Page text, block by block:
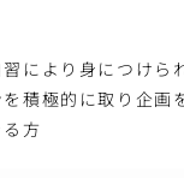
により身につけら
積極的に取り企画
方